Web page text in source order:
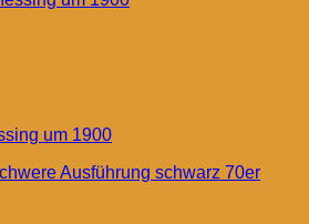
um 1900